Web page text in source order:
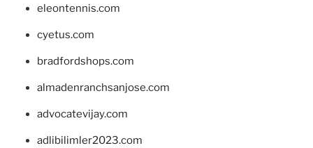
eleontennis.com
cyetus.com
bradfordshops.com
almadenranchsanjose.com
advocatevijay.com
adlibilimler2023.com